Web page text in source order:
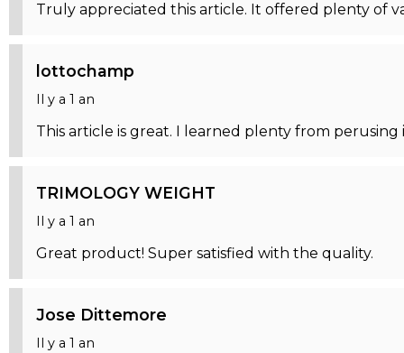
Truly appreciated this article. It offered plenty of
lottochamp
Il y a 1 an
This article is great. I learned plenty from
TRIMOLOGY WEIGHT
Il y a 1 an
Great product! Super satisfied with the quality.
Jose Dittemore
Il y a 1 an